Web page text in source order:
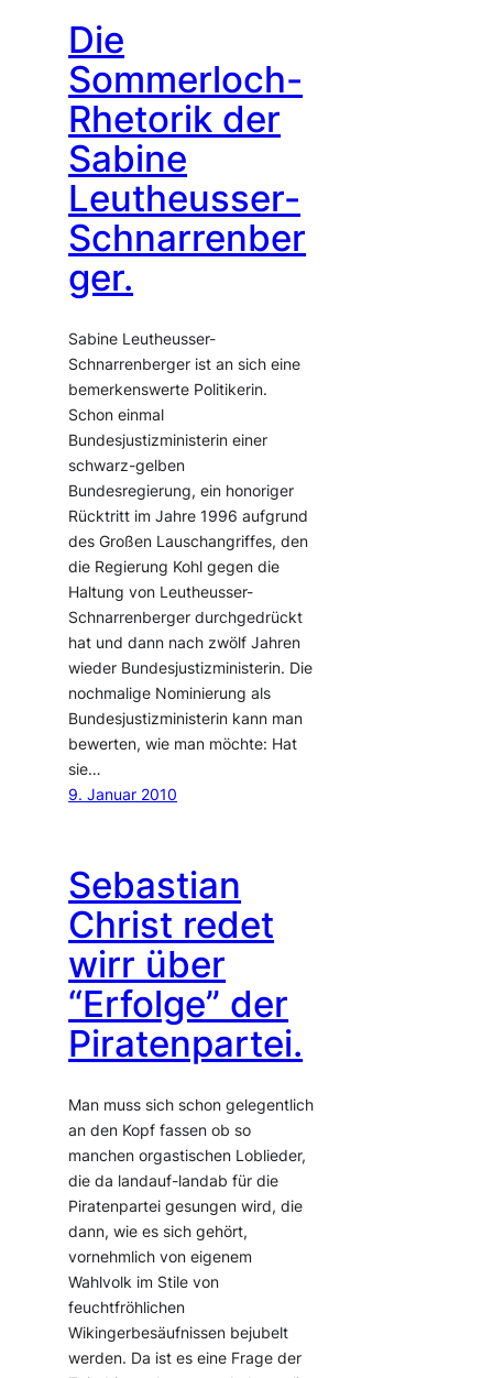
Die
Sommerloch-
Rhetorik der
Sabine
Leutheusser-
Schnarrenber
ger.
Sabine Leutheusser-
Schnarrenberger ist an sich eine
bemerkenswerte Politikerin.
Schon einmal
Bundesjustizministerin einer
schwarz-gelben
Bundesregierung, ein honoriger
Rücktritt im Jahre 1996 aufgrund
des Großen Lauschangriffes, den
die Regierung Kohl gegen die
Haltung von Leutheusser-
Schnarrenberger durchgedrückt
hat und dann nach zwölf Jahren
wieder Bundesjustizministerin. Die
nochmalige Nominierung als
Bundesjustizministerin kann man
bewerten, wie man möchte: Hat
sie…
9. Januar 2010
Sebastian
Christ redet
wirr über
“Erfolge” der
Piratenpartei.
Man muss sich schon gelegentlich
an den Kopf fassen ob so
manchen orgastischen Loblieder,
die da landauf-landab für die
Piratenpartei gesungen wird, die
dann, wie es sich gehört,
vornehmlich von eigenem
Wahlvolk im Stile von
feuchtfröhlichen
Wikingerbesäufnissen bejubelt
werden. Da ist es eine Frage der